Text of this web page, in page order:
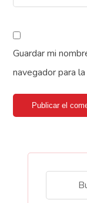
Guardar mi
navegador para
Publicar el